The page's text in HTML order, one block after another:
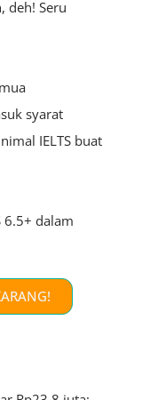
deh! Seru
syarat
IELTS buat
6.5+ dalam